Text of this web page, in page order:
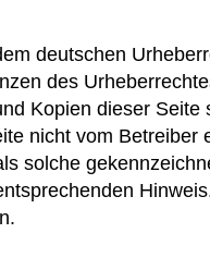
deutschen
des
Kopien dieser Seite
nicht vom Betreiber
solche